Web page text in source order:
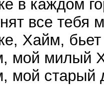
в каждом
все тебя
Хайм, бьет
мой милый
мой старый